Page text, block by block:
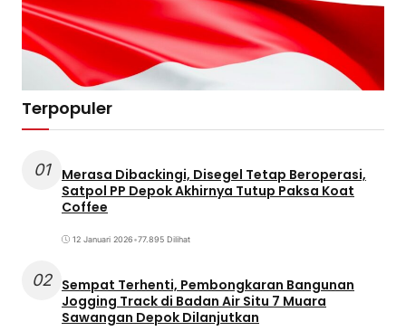
Terpopuler
01
Merasa Dibackingi, Disegel Tetap Beroperasi,
Satpol PP Depok Akhirnya Tutup Paksa Koat
Coffee
12 Januari 2026•77.895 Dilihat
02 Sempat Terhenti, Pembongkaran Bangunan
Jogging Track di Badan Air Situ 7 Muara
Sawangan Depok Dilanjutkan